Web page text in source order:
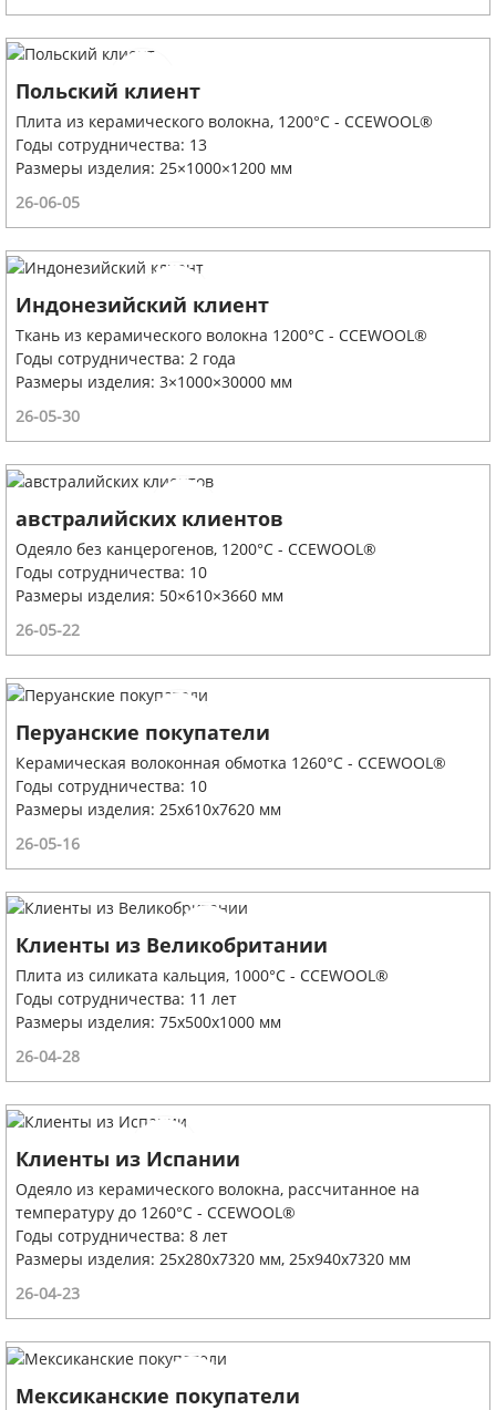
Польский клиент
Плита из керамического волокна, 1200°C - CCEWOOL®
Годы сотрудничества: 13
Размеры изделия: 25×1000×1200 мм
26-06-05
Индонезийский клиент
Ткань из керамического волокна 1200°C - CCEWOOL®
Годы сотрудничества: 2 года
Размеры изделия: 3×1000×30000 мм
26-05-30
австралийских клиентов
Одеяло без канцерогенов, 1200°C - CCEWOOL®
Годы сотрудничества: 10
Размеры изделия: 50×610×3660 мм
26-05-22
Перуанские покупатели
Керамическая волоконная обмотка 1260°C - CCEWOOL®
Годы сотрудничества: 10
Размеры изделия: 25х610х7620 мм
26-05-16
Клиенты из Великобритании
Плита из силиката кальция, 1000°C - CCEWOOL®
Годы сотрудничества: 11 лет
Размеры изделия: 75х500х1000 мм
26-04-28
Клиенты из Испании
Одеяло из керамического волокна, рассчитанное на
температуру до 1260°C - CCEWOOL®
Годы сотрудничества: 8 лет
Размеры изделия: 25x280x7320 мм, 25x940x7320 мм
26-04-23
Мексиканские покупатели